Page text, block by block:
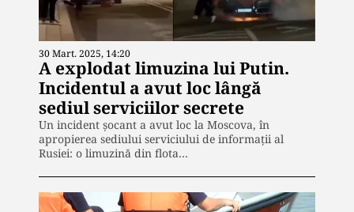
30 Mart. 2025, 14:20
A explodat limuzina lui Putin.
Incidentul a avut loc lângă
sediul serviciilor secrete
Un incident șocant a avut loc la Moscova, în
apropierea sediului serviciului de informații al
Rusiei: o limuzină din flota…